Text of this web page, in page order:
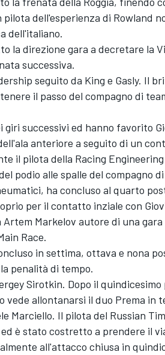
dell'esperienza di Rowland
dell'italiano.
la direzione gara a decretare la
successiva.
seguito da King e Gasly. Il
il passo del compagno di
successivi ed hanno favorito
anteriore a seguito di un
il pilota della Racing
podio alle spalle del compagno
ha concluso al quarto
per il contatto inziale con
Markelov autore di una
Race.
in settima, ottava e nona
penalità di tempo.
Sirotkin. Dopo il quindicesimo
allontanarsi il duo Prema in
Marciello. Il pilota del Russian
è stato costretto a prendere il
all'attacco chiusa in